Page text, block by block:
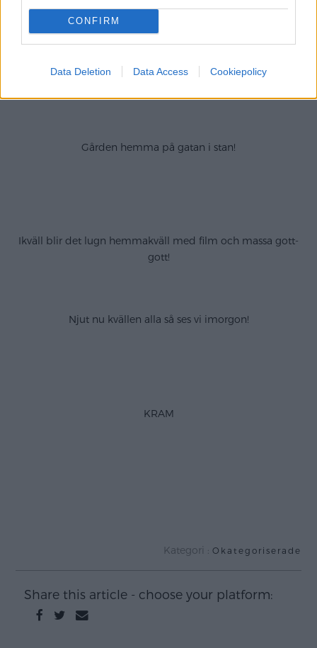
CONFIRM
Data Deletion Data Access Cookiepolicy
Gården hemma på gatan i stan!
Ikväll blir det lugn hemmakväll med film och massa gott-
gott!
Njut nu kvällen alla så ses vi imorgon!
KRAM
Kategori : Okategoriserade
Share this article - choose your platform: